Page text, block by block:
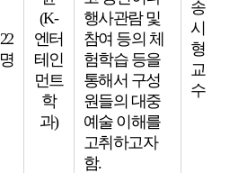
22
명
(K-
엔터
테인
먼트
학
과)
행사관람 및
참여 등의 체
험학습 등을
통해서 구성
원들의 대중
예술 이해를
고취하고자
함.
송
시
형
교
수